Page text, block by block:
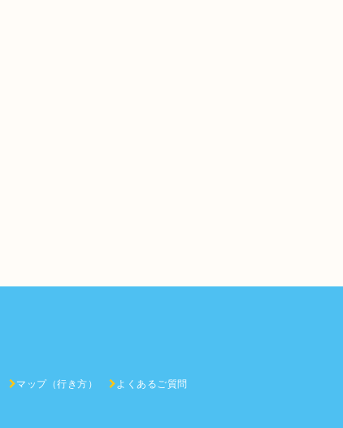
マップ（行き方） よくあるご質問